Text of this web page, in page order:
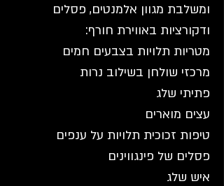
ומשלבת מגוון אלמנטים, פסלים
ודקורציות באווירת חורף:
מטריות תלויות בצבעים חמים
מרכזי שולחן בשילוב נרות
פתיתי שלג
עצים מוארים
טיפות זכוכית תלויות על ענפים
פסלים של פינגווינים
איש שלג